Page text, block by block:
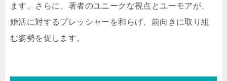
ます。さらに、著者のユニークな視点とユーモアが、
婚活に対するプレッシャーを和らげ、前向きに取り組
む姿勢を促します。